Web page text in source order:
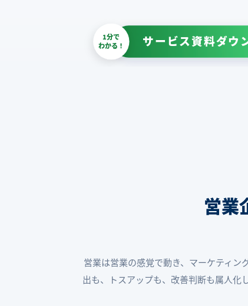
サービス資料ダウ
1分で
わかる！
営業
営業は営業の感覚で動き、マーケティ
出も、トスアップも、改善判断も属人化